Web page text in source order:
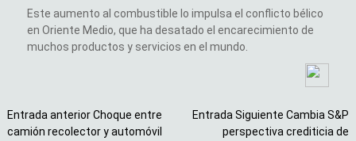
Este aumento al combustible lo impulsa el conflicto bélico
en Oriente Medio, que ha desatado el encarecimiento de
muchos productos y servicios en el mundo.
Entrada anteriorChoque entre
camión recolector y automóvil
Entrada Siguiente Cambia S&P
perspectiva crediticia de